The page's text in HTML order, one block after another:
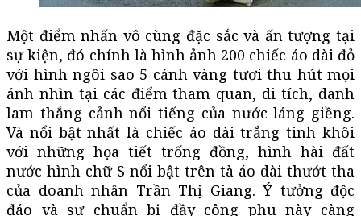
Một điểm nhấn vô cùng đặc sắc và ấn tượng tại
sự kiện, đó chính là hình ảnh 200 chiếc áo dài đỏ
với hình ngôi sao 5 cánh vàng tươi thu hút mọi
ánh nhìn tại các điểm tham quan, di tích, danh
lam thắng cảnh nổi tiếng của nước láng giềng.
Và nổi bật nhất là chiếc áo dài trắng tinh khôi
với những họa tiết trống đồng, hình hài đất
nước hình chữ S nổi bật trên tà áo dài thướt tha
của doanh nhân Trần Thị Giang. Ý tưởng độc
đáo và sự chuẩn bị đầy công phu này càng